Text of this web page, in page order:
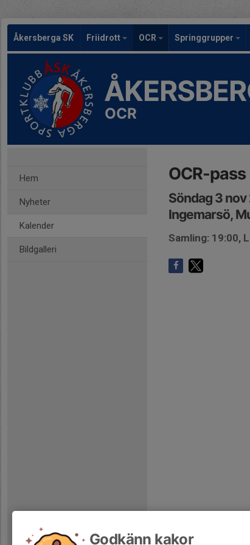
Åkersberga SK Friidrott OCR Springgrupper
OCR
Hem
Nyheter
Kalender
Bildgalleri
OCR-
Söndag 3
Ingemarsö,
Samling: 19:00,
Godkänn kakor